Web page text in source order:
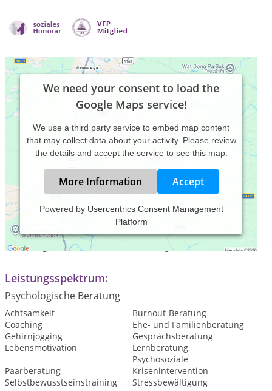
We need your consent to load the
Google Maps service!
We use a third party service to embed map content
that may collect data about your activity. Please review
the details and accept the service to see this map.
More Information Accept
Powered by Usercentrics Consent Management
Platform
Praxiszeiten:
Kurzfristige Termine nach Vereinbarung
Leistungsspektrum:
Psychologische Beratung
Achtsamkeit
Burnout-Beratung
Coaching
Ehe- und Familienberatung
Gehirnjogging
Gesprächsberatung
Lebensmotivation
Lernberatung
Paarberatung
Psychosoziale
Krisenintervention
Selbstbewusstseinstraining
Stressbewältigung